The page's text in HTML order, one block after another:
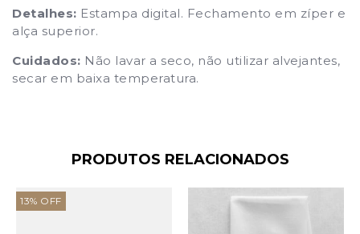
Detalhes: Estampa digital. Fechamento em zíper e
alça superior.
Cuidados: Não lavar a seco, não utilizar alvejantes,
secar em baixa temperatura.
PRODUTOS RELACIONADOS
13% OFF